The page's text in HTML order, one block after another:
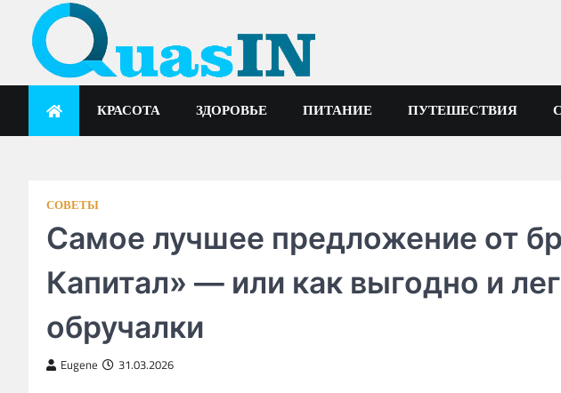
content
quasin.com
КРАСОТА ЗДОРОВЬЕ ПИТАНИЕ ПУТЕШЕСТВИЯ
СОВЕТЫ
Самое лучшее предложение от
Капитал» — или как выгодно и
обручалки
Eugene 31.03.2026